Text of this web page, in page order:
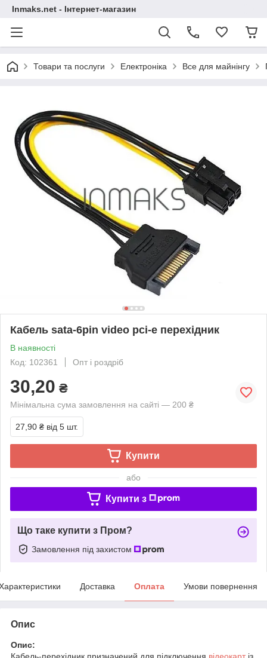
Inmaks.net - Інтернет-магазин
Товари та послуги Електроніка Все для майнінгу
Кабель sata-6pin video pci-e перехідник
В наявності
Код: 102361
Опт і роздріб
30,20 ₴
Мінімальна сума замовлення на сайті — 200 ₴
27,90 ₴ від 5 шт.
Купити
або
Купити з
Що таке купити з Пром?
Замовлення під захистом
Доставка Оплата Умови повернення
Опис
Опис:
Кабель-перехідник призначений для підключення відеокартіз